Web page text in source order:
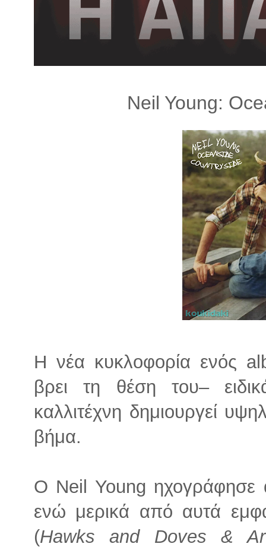
Neil Young:
Η νέα κυκλοφορία ενός
βρει τη θέση του–
καλλιτέχνη δημιουργεί
βήμα.
Ο Neil Young ηχογράφησε
ενώ μερικά από αυτά
(Hawks and Doves &